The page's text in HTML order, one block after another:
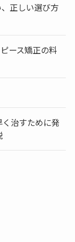
正しい選び方
ース矯正の料
治すために発